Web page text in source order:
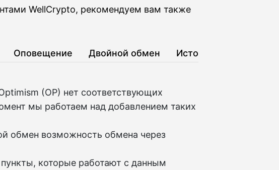
WellCrypto, рекомендуем вам также
Оповещение Двойной обмен История
(OP) нет соответствующих
мы работаем над добавлением таких
обмен возможность обмена через
которые работают с данным